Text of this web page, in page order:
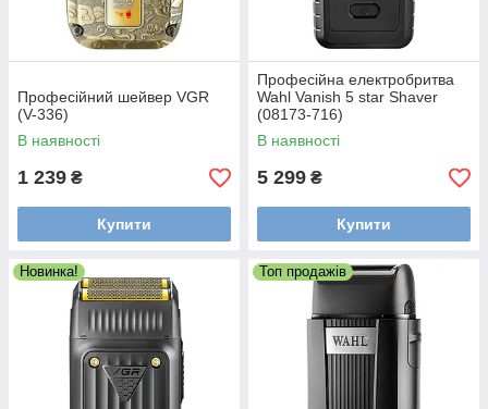
Професійний шейвер VGR
(V-336)
В наявності
1 239 ₴
Купити
Професійна електробритва
Wahl Vanish 5 star Shaver
(08173-716)
В наявності
5 299 ₴
Купити
Новинка! Топ продажів